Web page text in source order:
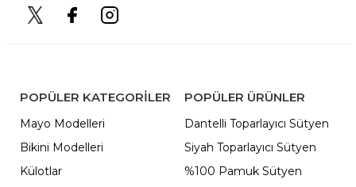
POPÜLER KATEGORILER
Mayo Modelleri
Bikini Modelleri
Külotlar
POPÜLER ÜRÜNLER
Dantelli Toparlayıcı Sütyen
Siyah Toparlayıcı Sütyen
%100 Pamuk Sütyen